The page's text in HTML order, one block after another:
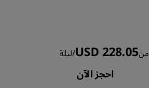
منUSD 228.05
/ليلة
احجز الآن